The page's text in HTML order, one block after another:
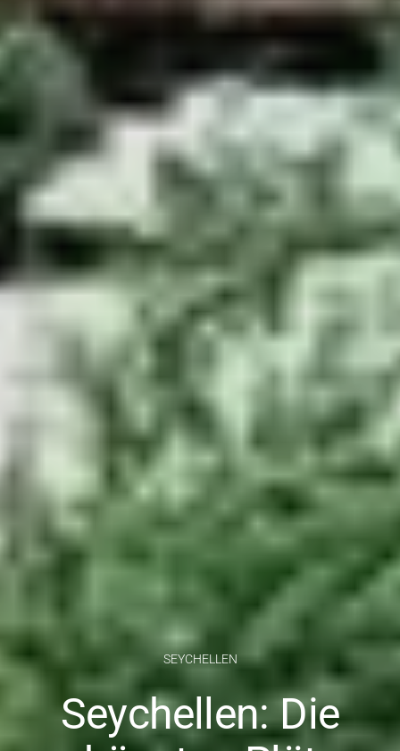
SEYCHELLEN
Seychellen: Die